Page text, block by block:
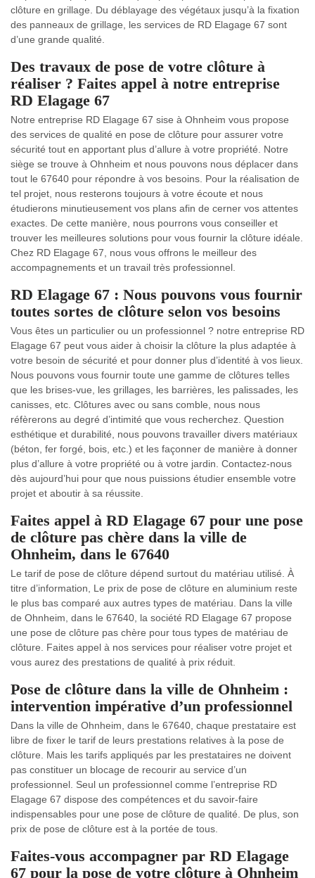
clôture en grillage. Du déblayage des végétaux jusqu’à la fixation
des panneaux de grillage, les services de RD Elagage 67 sont
d’une grande qualité.
Des travaux de pose de votre clôture à
réaliser ? Faites appel à notre entreprise
RD Elagage 67
Notre entreprise RD Elagage 67 sise à Ohnheim vous propose
des services de qualité en pose de clôture pour assurer votre
sécurité tout en apportant plus d’allure à votre propriété. Notre
siège se trouve à Ohnheim et nous pouvons nous déplacer dans
tout le 67640 pour répondre à vos besoins. Pour la réalisation de
tel projet, nous resterons toujours à votre écoute et nous
étudierons minutieusement vos plans afin de cerner vos attentes
exactes. De cette manière, nous pourrons vous conseiller et
trouver les meilleures solutions pour vous fournir la clôture idéale.
Chez RD Elagage 67, nous vous offrons le meilleur des
accompagnements et un travail très professionnel.
RD Elagage 67 : Nous pouvons vous fournir
toutes sortes de clôture selon vos besoins
Vous êtes un particulier ou un professionnel ? notre entreprise RD
Elagage 67 peut vous aider à choisir la clôture la plus adaptée à
votre besoin de sécurité et pour donner plus d’identité à vos lieux.
Nous pouvons vous fournir toute une gamme de clôtures telles
que les brises-vue, les grillages, les barrières, les palissades, les
canisses, etc. Clôtures avec ou sans comble, nous nous
réfèrerons au degré d’intimité que vous recherchez. Question
esthétique et durabilité, nous pouvons travailler divers matériaux
(béton, fer forgé, bois, etc.) et les façonner de manière à donner
plus d’allure à votre propriété ou à votre jardin. Contactez-nous
dès aujourd’hui pour que nous puissions étudier ensemble votre
projet et aboutir à sa réussite.
Faites appel à RD Elagage 67 pour une pose
de clôture pas chère dans la ville de
Ohnheim, dans le 67640
Le tarif de pose de clôture dépend surtout du matériau utilisé. À
titre d’information, Le prix de pose de clôture en aluminium reste
le plus bas comparé aux autres types de matériau. Dans la ville
de Ohnheim, dans le 67640, la société RD Elagage 67 propose
une pose de clôture pas chère pour tous types de matériau de
clôture. Faites appel à nos services pour réaliser votre projet et
vous aurez des prestations de qualité à prix réduit.
Pose de clôture dans la ville de Ohnheim :
intervention impérative d’un professionnel
Dans la ville de Ohnheim, dans le 67640, chaque prestataire est
libre de fixer le tarif de leurs prestations relatives à la pose de
clôture. Mais les tarifs appliqués par les prestataires ne doivent
pas constituer un blocage de recourir au service d’un
professionnel. Seul un professionnel comme l’entreprise RD
Elagage 67 dispose des compétences et du savoir-faire
indispensables pour une pose de clôture de qualité. De plus, son
prix de pose de clôture est à la portée de tous.
Faites-vous accompagner par RD Elagage
67 pour la pose de votre clôture à Ohnheim